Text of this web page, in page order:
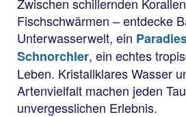
Fischschwärmen – entdecke
Unterwasserwelt, ein
Schnorchler, ein echtes
Leben. Kristallklares Wasser
Artenvielfalt machen jeden
unvergesslichen Erlebnis.